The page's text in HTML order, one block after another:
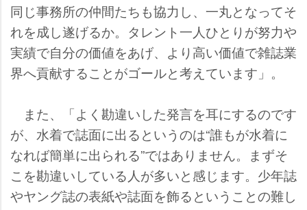
同じ事務所の仲間たちも協力し、一丸となってそ
れを成し遂げるか。タレント一人ひとりが努力
実績で自分の価値をあげ、より高い価値で雑誌業
界へ貢献することがゴールと考えています」。
また、「よく勘違いした発言を耳にするのです
が、水着で誌面に出るというのは“誰もが水着に
なれば簡単に出られる”ではありません。まずそ
こを勘違いしている人が多いと感じます。少年誌
ヤング誌の表紙や誌面を飾るということの難し